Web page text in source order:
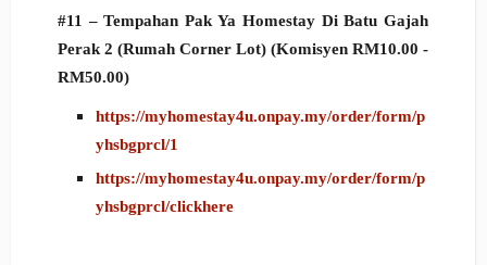
#11 –TempahanPak Ya Homestay Di Batu Gajah
Perak 2 (Rumah Corner Lot)(Komisyen RM10.00 -
RM50.00)
https://myhomestay4u.onpay.my/order/form/p
yhsbgprcl/1
https://myhomestay4u.onpay.my/order/form/p
yhsbgprcl/clickhere